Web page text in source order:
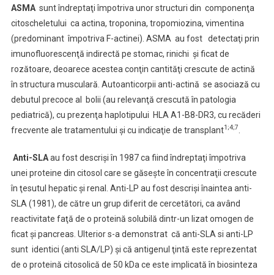
ASMAsunt îndreptaţi împotriva unor structuri din componenţa
citoscheletului ca actina, troponina, tropomiozina, vimentina
(predominant împotriva F-actinei). ASMA au fost detectaţi prin
imunofluorescenţă indirectă pe stomac, rinichi şi ficat de
rozătoare, deoarece acestea conţin cantităţi crescute de actină
în structura musculară. Autoanticorpii anti-actină se asociază cu
debutul precoce al bolii (au relevanţă crescută în patologia
pediatrică), cu prezenţa haplotipului HLA A1-B8-DR3, cu recăderi
frecvente ale tratamentului şi cu indicaţie de transplant1;4;7
Anti-SLAau fost descrişi în 1987 ca fiind îndreptaţi împotriva
unei proteine din citosol care se găseşte în concentraţii crescute
în ţesutul hepatic şi renal. Anti-LP au fost descrişi înaintea anti-
SLA (1981), de către un grup diferit de cercetători, ca având
reactivitate faţă de o proteină solubilă dintr-un lizat omogen de
ficat şi pancreas. Ulterior s-a demonstrat că anti-SLA si anti-LP
sunt identici (anti SLA/LP) şi că antigenul ţintă este reprezentat
de o proteină citosolică de 50 kDa ce este implicată în biosinteza